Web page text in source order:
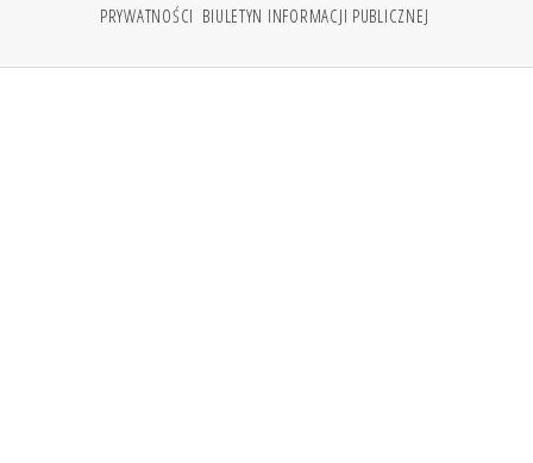
PRYWATNOŚCI BIULETYN INFORMACJI PUBLICZNEJ